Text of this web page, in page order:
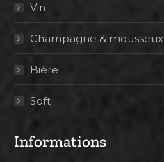
Vin
Champagne & mousseux
Bière
Soft
Informations